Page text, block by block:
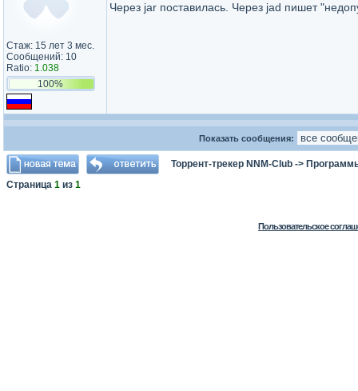
Стаж: 15 лет 3 мес.
Сообщений: 10
Ratio: 1.038
100%
Через jar поставилась. Через jad пишет
Показать сообщения:
Торрент-трекер NNM-Club ->
Страница 1 из 1
Пользовательское